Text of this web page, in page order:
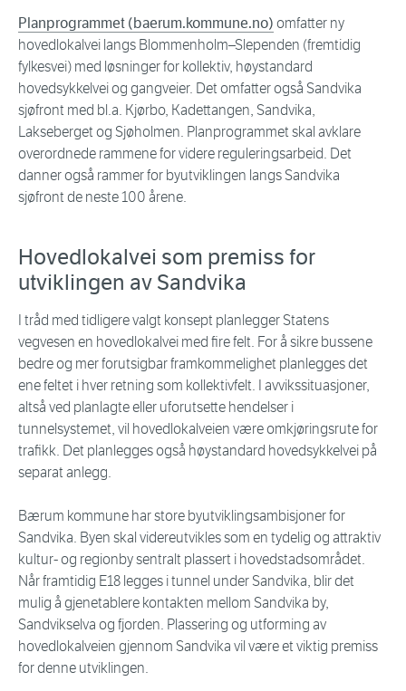
Planprogrammet (baerum.kommune.no) omfatter ny
hovedlokalvei langs Blommenholm–Slependen (fremtidig
fylkesvei) med løsninger for kollektiv, høystandard
hovedsykkelvei og gangveier. Det omfatter også Sandvika
sjøfront med bl.a. Kjørbo, Kadettangen, Sandvika,
Lakseberget og Sjøholmen. Planprogrammet skal avklare
overordnede rammene for videre reguleringsarbeid. Det
danner også rammer for byutviklingen langs Sandvika
sjøfront de neste 100 årene.
Hovedlokalvei som premiss for
utviklingen av Sandvika
I tråd med tidligere valgt konsept planlegger Statens
vegvesen en hovedlokalvei med fire felt. For å sikre bussene
bedre og mer forutsigbar framkommelighet planlegges det
ene feltet i hver retning som kollektivfelt. I avvikssituasjoner,
altså ved planlagte eller uforutsette hendelser i
tunnelsystemet, vil hovedlokalveien være omkjøringsrute for
trafikk. Det planlegges også høystandard hovedsykkelvei på
separat anlegg.
Bærum kommune har store byutviklingsambisjoner for
Sandvika. Byen skal videreutvikles som en tydelig og attraktiv
kultur- og regionby sentralt plassert i hovedstadsområdet.
Når framtidig E18 legges i tunnel under Sandvika, blir det
mulig å gjenetablere kontakten mellom Sandvika by,
Sandvikselva og fjorden. Plassering og utforming av
hovedlokalveien gjennom Sandvika vil være et viktig premiss
for denne utviklingen.